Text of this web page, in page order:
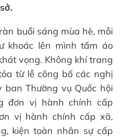
buổi sáng mùa hè, mỗi
khoác lên mình tấm áo
vọng. Không khí trang
từ lễ công bố các nghị
ban Thường vụ Quốc hội
đơn vị hành chính cấp
vị hành chính cấp xã,
kiện toàn nhân sự cấp